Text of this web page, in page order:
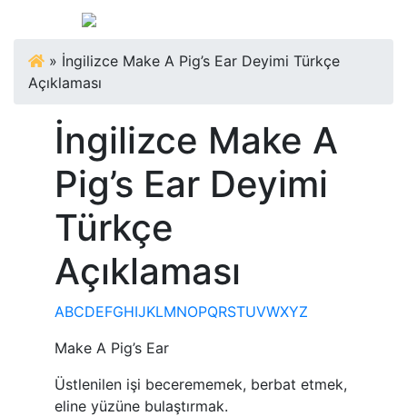
» İngilizce Make A Pig’s Ear Deyimi Türkçe
Açıklaması
İngilizce Make A
Pig’s Ear Deyimi
Türkçe
Açıklaması
ABCDEFGHIJKLMNOPQRSTUVWXYZ
Make A Pig’s Ear
Üstlenilen işi becerememek, berbat etmek,
eline yüzüne bulaştırmak.